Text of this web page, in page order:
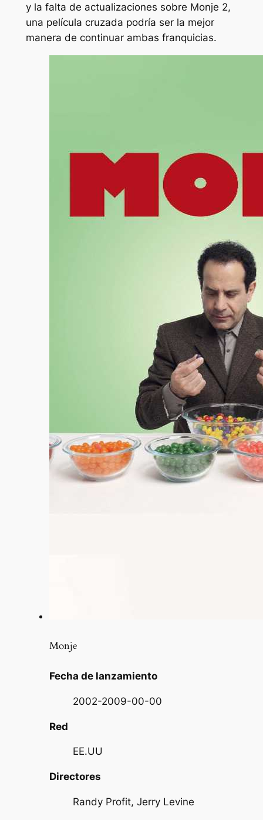
y la falta de actualizaciones sobre Monje 2,
una película cruzada podría ser la mejor
manera de continuar ambas franquicias.
Monje
Fecha de lanzamiento
2002-2009-00-00
Red
EE.UU
Directores
Randy Profit, Jerry Levine